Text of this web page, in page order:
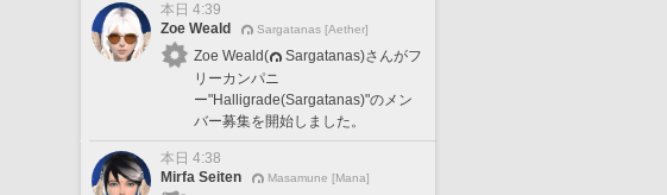
本日 4:39
Zoe Weald
Sargatanas [Aether]
Zoe Weald(
Sargatanas)さんがフ
リーカンパニ
ー"Halligrade(Sargatanas)"のメン
バー募集を開始しました。
本日 4:38
Mirfa Seiten
Masamune [Mana]